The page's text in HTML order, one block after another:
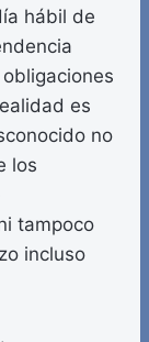
hábil de
es
no
los
tampoco
incluso